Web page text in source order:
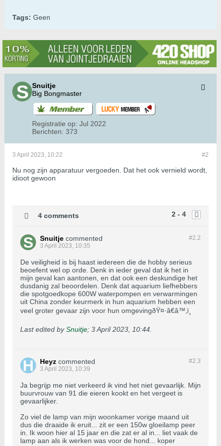
Tags: Geen
Snuitje
Big Bongmaster
Registratie op: Jul 2022
Berichten: 373
#2
3 April 2023, 10:22
Nu nog zijn apparatuur vergoeden. Dat het ook vernield wordt,
idioot gewoon
2 - 4
4 comments
#2.2
Snuitje commented
3 April 2023, 10:35
De veiligheid is bij haast iedereen die de hobby serieus
beoefent wel op orde. Denk in ieder geval dat ik het in
mijn geval kan aantonen, en dat ook een deskundige het
dusdanig zal beoordelen. Denk dat aquarium liefhebbers
die spotgoedkope 600W waterpompen en verwarmingen
uit China zonder keurmerk in hun aquarium hebben een
veel groter gevaar zijn voor hun omgevingðŸ¤·â€â™‚ï¸
Last edited bySnuitje; 3 April 2023, 10:44
#2.3
Heyz commented
3 April 2023, 10:39
Ja begrijp me niet verkeerd ik vind het niet gevaarlijk. Mijn
buurvrouw van 91 die eieren kookt en het vergeet is
gevaarlijker.
Zo viel de lamp van mijn woonkamer vorige maand uit
dus die draaide ik eruit... zit er een 150w gloeilamp peer
in. Ik woon hier al 15 jaar en die zat er al in... liet vaak de
lamp aan als ik werken was voor de hond... koper